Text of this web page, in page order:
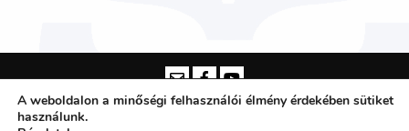
Somogyi Károly Városi és Megyei Könyvtár Szeged -
A weboldalon a minőségi felhasználói élmény érdekében sütiket
használunk.